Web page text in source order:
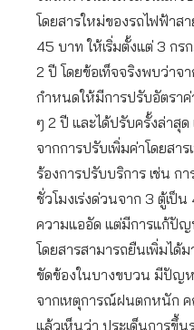
โดยสารใหม่ของรถไฟฟ้าส
45 บาท ให้เริ่มตั้งแต่ 3 ก
2 ปี โดยข้อเท็จจริงพบว่า
กำหนดให้มีการปรับอัตรา
ๆ 2 ปี และได้ปรับครั้งล่าสุ
จากการปรับเพิ่มค่าโดยสา
ร้องการปรับบริการ เช่น ก
ชั่วโมงเร่งด่วนจาก 3 ตู้เป็
ความแออัด แต่มีการแก้ปัญ
โดยสารสามารถยืนเพิ่มไ
ขัดข้องในบางขบวน มีปัญห
จากเหตุการณ์ฝนตกหนัก
แล้วเห็นว่า ประเด็นการขึ้น